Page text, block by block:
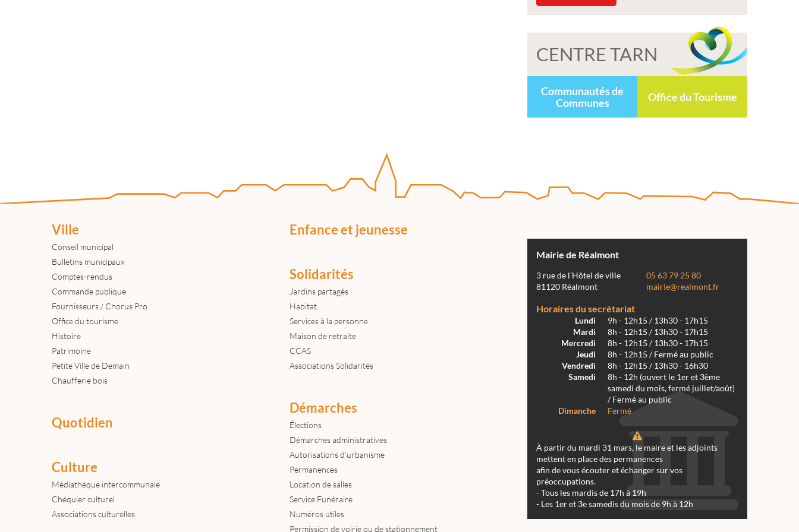
CENTRE TARN
Communautés de
Communes
Office du Tourisme
Ville
Conseil municipal
Bulletins municipaux
Comptes-rendus
Commande publique
Fournisseurs / Chorus Pro
Office du tourisme
Histoire
Patrimoine
Petite Ville de Demain
Chaufferie bois
Quotidien
Culture
Médiathèque intercommunale
Chéquier culturel
Associations culturelles
Enfance et jeunesse
Solidarités
Jardins partagés
Habitat
Services à la personne
Maison de retraite
CCAS
Associations Solidarités
Démarches
Élections
Démarches administratives
Autorisations d'urbanisme
Permanences
Location de salles
Service Funéraire
Numéros utiles
Permission de voirie ou de stationnement
Mairie de Réalmont
3 rue de l'Hôtel de ville
81120 Réalmont
05 63 79 25 80
mairie@realmont.fr
Horaires du secrétariat
Lundi
9h - 12h15 / 13h30 - 17h15
Mardi
8h - 12h15 / 13h30 - 17h15
Mercredi
8h - 12h15 / 13h30 - 17h15
Jeudi
8h - 12h15 / Fermé au public
Vendredi
8h - 12h15 / 13h30 - 16h30
Samedi
8h - 12h (ouvert le 1er et 3ème
samedi du mois, fermé juillet/août)
/ Fermé au public
Dimanche
Fermé
À partir du mardi 31 mars, le maire et les adjoints
mettent en place des permanences
afin de vous écouter et échanger sur vos
préoccupations.
- Tous les mardis de 17h à 19h
- Les 1er et 3e samedis du mois de 9h à 12h